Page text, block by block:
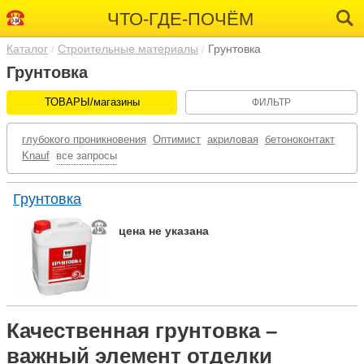
ЧТО-ГДЕ-ПОЧЁМ
Каталог Строительные материалы Грунтовка
Грунтовка
ТОВАРЫ/магазины ФИЛЬТР
глубокого проникновения Оптимист акриловая бетоноконтакт
Knauf все запросы
Грунтовка
цена не указана
Качественная грунтовка –
важный элемент отделки